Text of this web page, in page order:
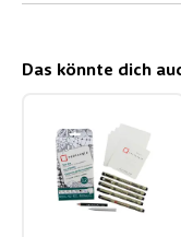
Das könnte dich